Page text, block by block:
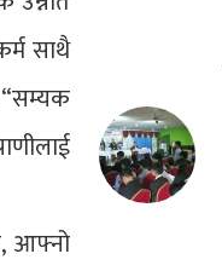
साथै
“सम्यक
आफ्नो